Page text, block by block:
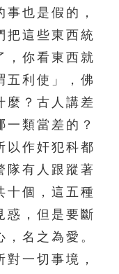
也是假的，
把這些東西統
，你看東西就
五利使」，佛
麼？古人講差
類當差的？
以作奸犯科都
隊有人跟蹤著
十個，這五種
惑，但是要斷
名之為愛。
一切事境，